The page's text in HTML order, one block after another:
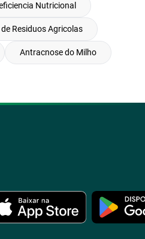
Nutricional
Residuos Agricolas
Antracnose do Milho